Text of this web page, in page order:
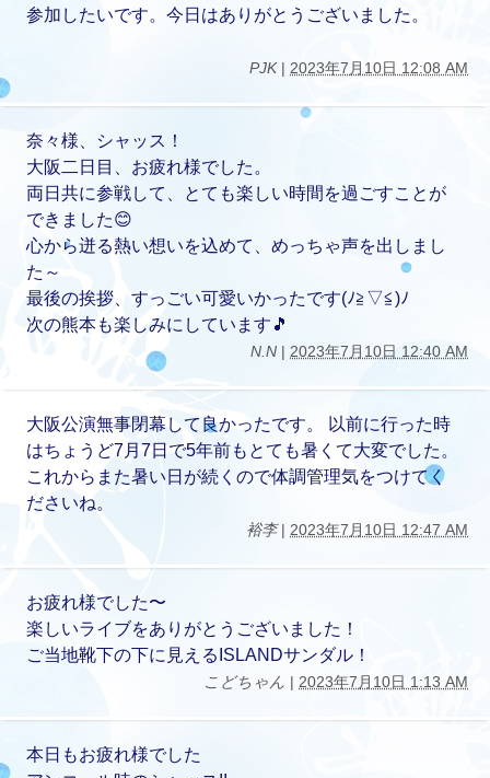
参加したいです。今日はありがとうございました。
PJK| 2023年7月10日 12:08 AM
奈々様、シャッス！
大阪二日目、お疲れ様でした。
両日共に参戦して、とても楽しい時間を過ごすことが
できました😊
心から迸る熱い想いを込めて、めっちゃ声を出しまし
た～
最後の挨拶、すっごい可愛いかったです(ﾉ≧▽≦)ﾉ
次の熊本も楽しみにしています🎵
N.N | 2023年7月10日 12:40 AM
大阪公演無事閉幕して良かったです。 以前に行った時
はちょうど7月7日で5年前もとても暑くて大変でした。
これからまた暑い日が続くので体調管理気をつけてく
ださいね。
裕李| 2023年7月10日 12:47 AM
お疲れ様でした〜
楽しいライブをありがとうございました！
ご当地靴下の下に見えるISLANDサンダル！
こどちゃん | 2023年7月10日 1:13 AM
本日もお疲れ様でした